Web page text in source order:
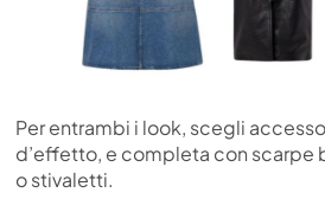
Per entrambi i look, scegli
d’effetto, e completa con scarpe
o stivaletti.